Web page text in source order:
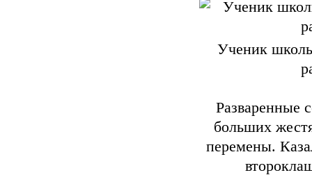
Ученик
Разваренные
больших
перемены.